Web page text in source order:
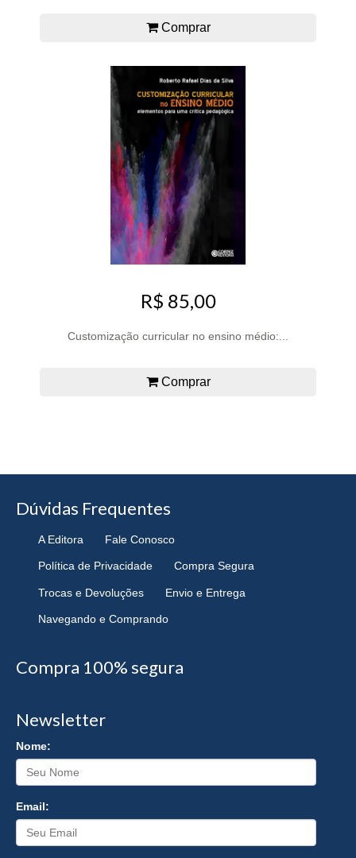
Comprar
R$ 85,00
Customização curricular no ensino médio:...
Comprar
Dúvidas Frequentes
A Editora Fale Conosco
Política de Privacidade Compra Segura
Trocas e Devoluções Envio e Entrega
Navegando e Comprando
Compra 100% segura
Newsletter
Nome:
Email: